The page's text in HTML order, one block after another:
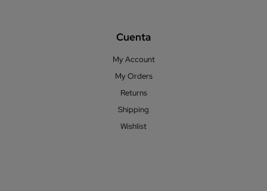
Cuenta
My Account
My Orders
Returns
Shipping
Wishlist